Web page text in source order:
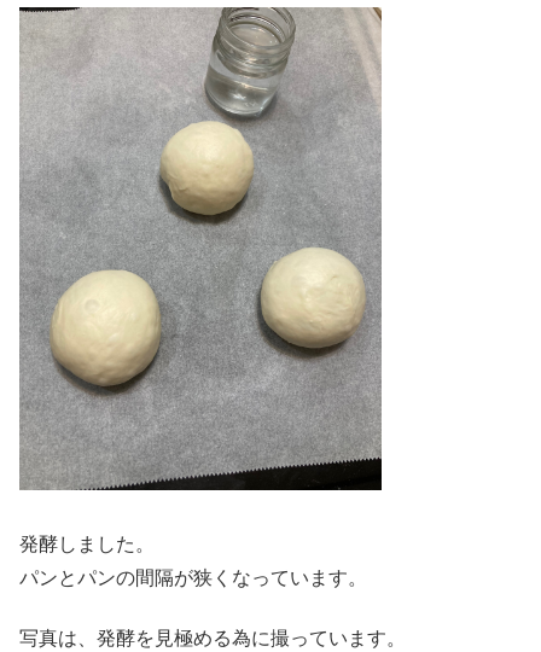
発酵しました。
パンとパンの間隔が狭くなっています。
写真は、発酵を見極める為に撮っています。